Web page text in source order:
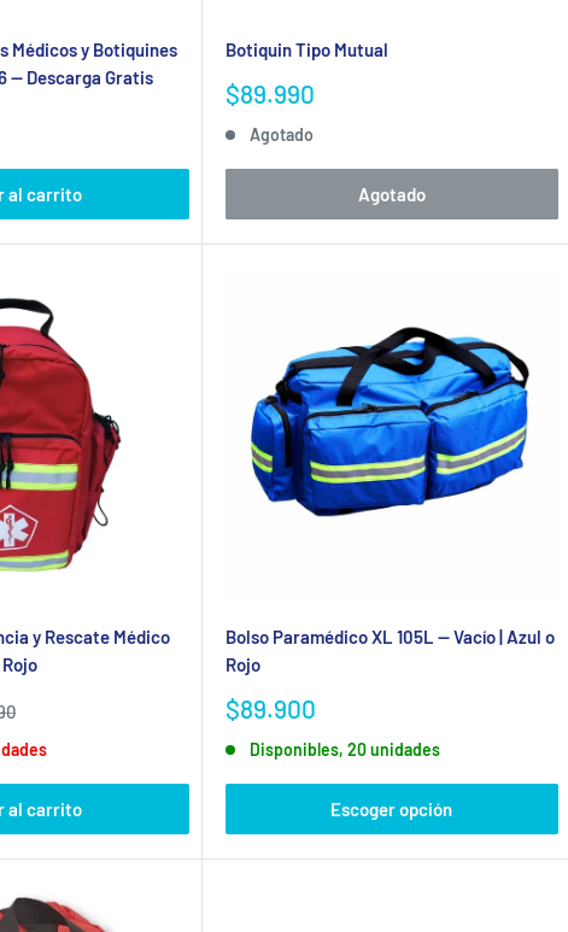
Médicos y Botiquines
— Descarga Gratis
al carrito
Botiquin Tipo Mutual
Precio
venta
$89.990
Agotado
Agotado
y Rescate Médico
al carrito
Bolso Paramédico XL 105L — Vacío | Azul o
Rojo
Precio
venta
$89.900
Disponibles, 20 unidades
Escoger opción